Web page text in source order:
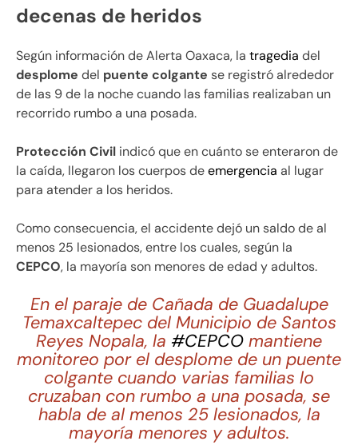
decenas de heridos
Según información de Alerta Oaxaca, la tragedia del
desplome del puente colgante se registró alrededor
de las 9 de la noche cuando las familias realizaban un
recorrido rumbo a una posada.
Protección Civil indicó que en cuánto se enteraron de
la caída, llegaron los cuerpos deemergencia al lugar
para atender a los heridos.
Como consecuencia, el accidente dejó un saldo de al
menos 25 lesionados, entre los cuales, según la
CEPCO, la mayoría son menores de edad y adultos.
En el paraje de Cañada de Guadalupe
Temaxcaltepec del Municipio de Santos
Reyes Nopala, la #CEPCO mantiene
monitoreo por el desplome de un puente
colgante cuando varias familias lo
cruzaban con rumbo a una posada, se
habla de al menos 25 lesionados, la
mayoría menores y adultos.